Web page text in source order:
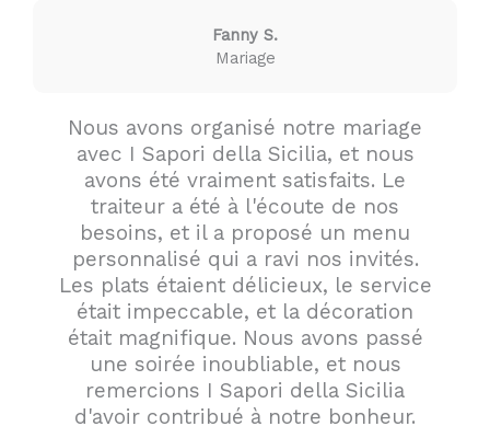
Nous avons organisé notre mariage
avec I Sapori della Sicilia, et nous
avons été vraiment satisfaits. Le
traiteur a été à l'écoute de nos
besoins, et il a proposé un menu
personnalisé qui a ravi nos invités.
Les plats étaient délicieux, le service
était impeccable, et la décoration
était magnifique. Nous avons passé
une soirée inoubliable, et nous
remercions I Sapori della Sicilia
d'avoir contribué à notre bonheur.
Fanny S.
Mariage